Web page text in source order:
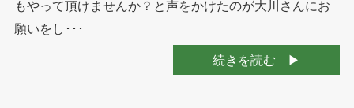
もやって頂けませんか？と声をかけたのが大川さんにお
願いをし･･･
続きを読む